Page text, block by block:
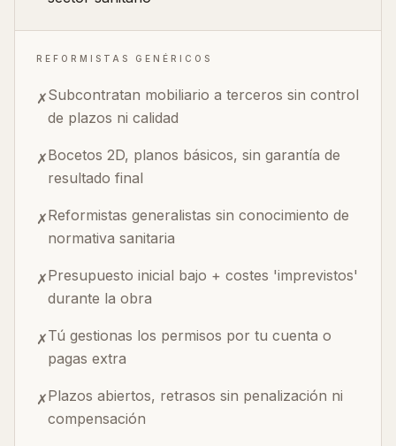
REFORMISTAS GENÉRICOS
✗Subcontratan mobiliario a terceros sin control
de plazos ni calidad
✗Bocetos 2D, planos básicos, sin garantía de
resultado final
✗Reformistas generalistas sin conocimiento de
normativa sanitaria
✗Presupuesto inicial bajo + costes 'imprevistos'
durante la obra
✗Tú gestionas los permisos por tu cuenta o
pagas extra
✗Plazos abiertos, retrasos sin penalización ni
compensación